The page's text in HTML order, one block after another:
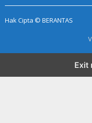
Hak Cipta © BERANTAS
Exit